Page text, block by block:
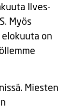
Ilves-
Myös
elokuuta on
Miesten